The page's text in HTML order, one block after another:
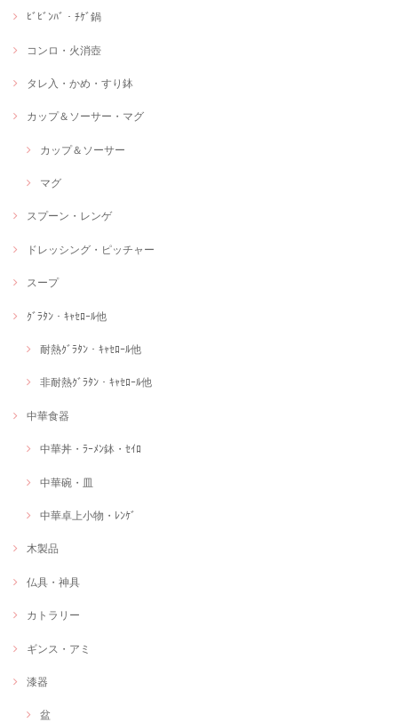
ﾋﾞﾋﾞﾝﾊﾞ・ﾁｹﾞ鍋
コンロ・火消壺
タレ入・かめ・すり鉢
カップ＆ソーサー・マグ
カップ＆ソーサー
マグ
スプーン・レンゲ
ドレッシング・ピッチャー
スープ
ｸﾞﾗﾀﾝ・ｷｬｾﾛｰﾙ他
耐熱ｸﾞﾗﾀﾝ・ｷｬｾﾛｰﾙ他
非耐熱ｸﾞﾗﾀﾝ・ｷｬｾﾛｰﾙ他
中華食器
中華丼・ﾗｰﾒﾝ鉢・ｾｲﾛ
中華碗・皿
中華卓上小物・ﾚﾝｹﾞ
木製品
仏具・神具
カトラリー
ギンス・アミ
漆器
盆